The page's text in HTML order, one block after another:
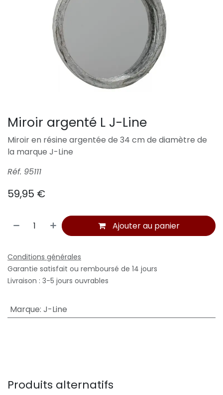
Miroir argenté L J-Line
Miroir en résine argentée de 34 cm de diamètre de
la marque J-Line
Réf. 95111
59,95 €
Ajouter au panier
Conditions générales
Garantie satisfait ou remboursé de 14 jours
Livraison : 3-5 jours ouvrables
Marque: J-Line
Produits alternatifs